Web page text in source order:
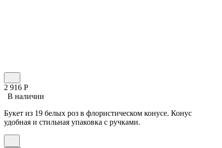
2 916 Р
В наличии
Букет из 19 белых роз в флористическом конусе. Конус
удобная и стильная упаковка с ручками.